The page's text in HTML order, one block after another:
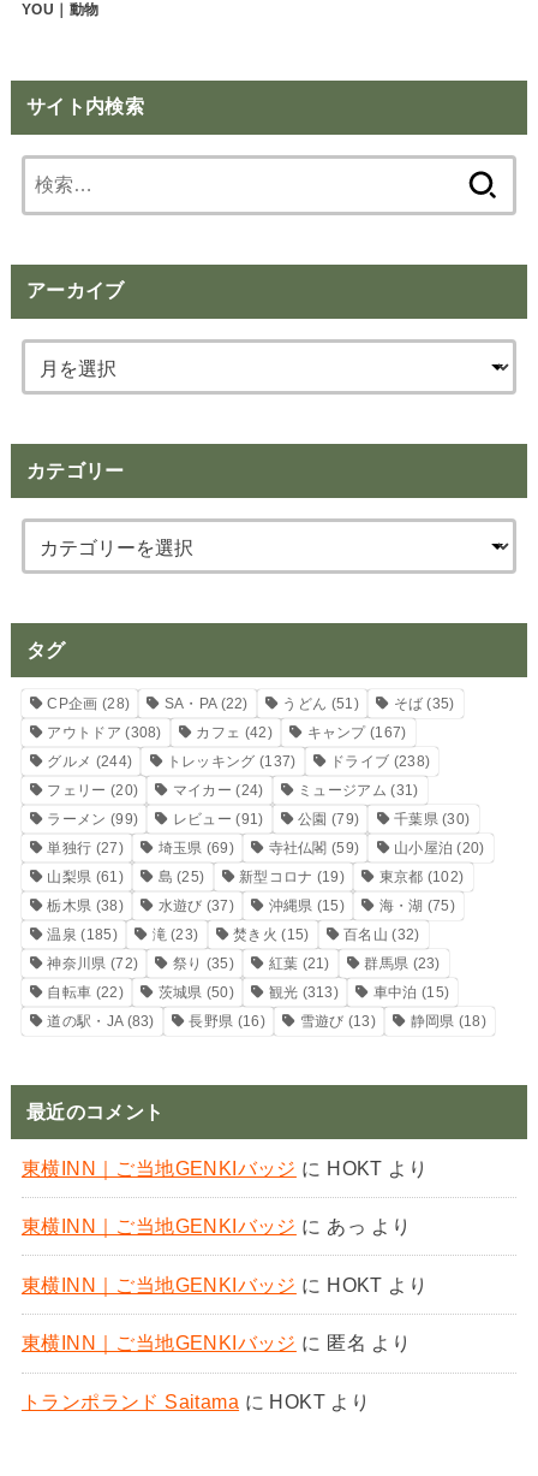
YOU｜動物
サイト内検索
索:
アーカイブ
カテゴリー
タグ
CP企画 (28) SA・PA(22) うどん (51) そば (35)
アウトドア (308) カフェ (42) キャンプ(167)
グルメ (244) トレッキング (137) ドライブ (238)
フェリー (20) マイカー (24) ミュージアム (31)
ラーメン (99) レビュー (91) 公園 (79) 千葉県(30)
単独行 (27) 埼玉県 (69) 寺社仏閣 (59) 山小屋泊 (20)
山梨県 (61) 島 (25) 新型コロナ (19) 東京都 (102)
栃木県 (38) 水遊び (37) 沖縄県 (15) 海・湖 (75)
温泉 (185) 滝(23) 焚き火 (15) 百名山 (32)
神奈川県 (72) 祭り (35) 紅葉 (21) 群馬県 (23)
自転車 (22) 茨城県 (50) 観光 (313) 車中泊 (15)
道の駅・JA(83) 長野県 (16) 雪遊び (13) 静岡県 (18)
最近のコメント
東横INN｜ご当地GENKIバッジ に HOKT より
東横INN｜ご当地GENKIバッジ に あっ より
東横INN｜ご当地GENKIバッジ に HOKT より
東横INN｜ご当地GENKIバッジ に 匿名 より
トランポランド Saitama に HOKT より